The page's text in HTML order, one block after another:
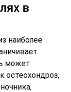
в
наиболее
может
остеохондроз,